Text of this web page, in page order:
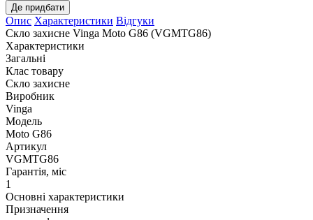
Де придбати
Опис Характеристики Відгуки
Скло захисне Vinga Moto G86 (VGMTG86)
Характеристики
Загальні
Клас товару
Скло захисне
Виробник
Vinga
Модель
Moto G86
Артикул
VGMTG86
Гарантія, міс
1
Основні характеристики
Призначення